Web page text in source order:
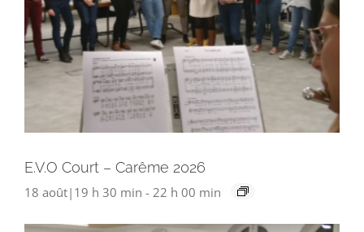
E.V.O Court – Carême 2026
18 août|19 h 30 min - 22 h 00 min